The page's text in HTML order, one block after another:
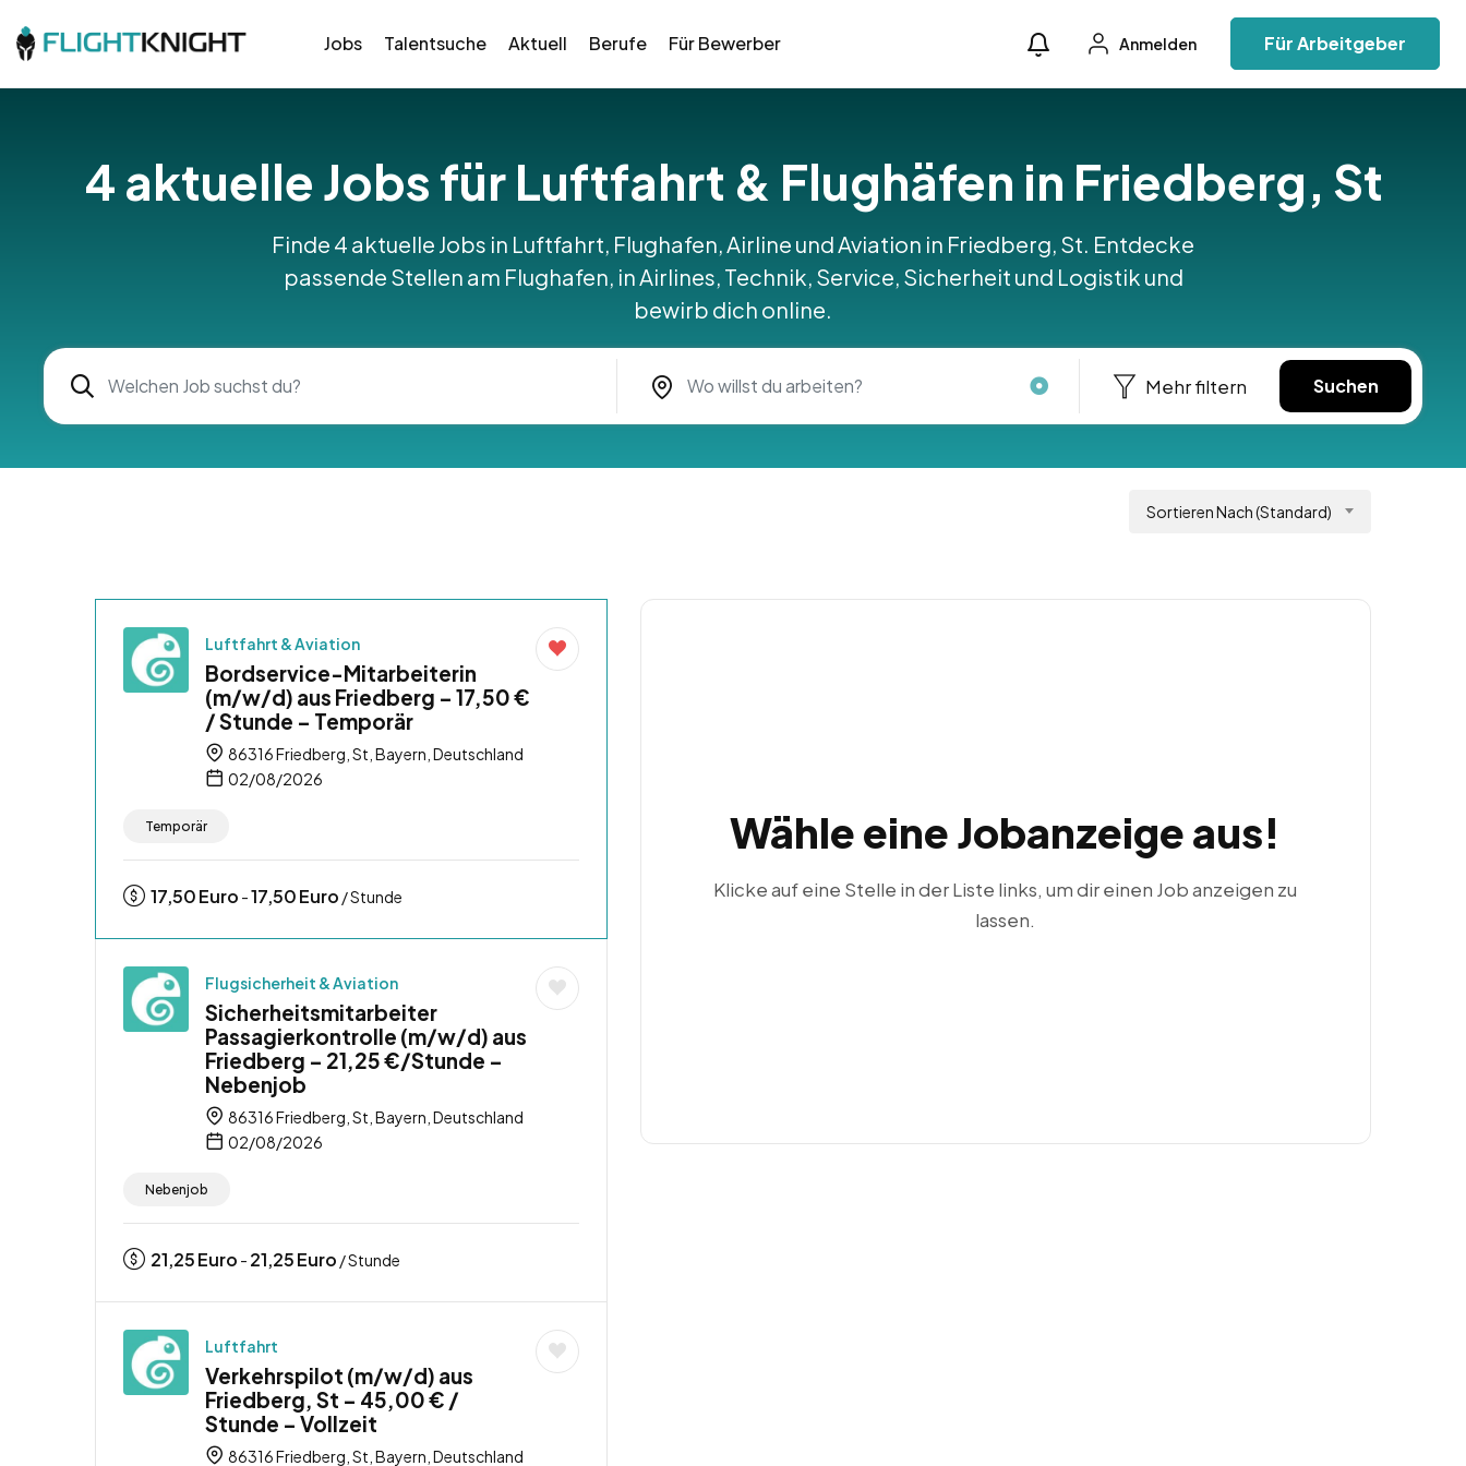
Jobs Talentsuche Aktuell Berufe Für Bewerber Anmelden Für Arbeitgeber
4 aktuelle Jobs für Luftfahrt & Flughäfen in Friedberg, St
Finde 4 aktuelle Jobs in Luftfahrt, Flughafen, Airline und Aviation in Friedberg, St. Entdecke
passende Stellen am Flughafen, in Airlines, Technik, Service, Sicherheit und Logistik und
bewirb dich online.
Mehr filtern Suchen
Sortieren Nach (Standard)
Luftfahrt & Aviation
Bordservice-Mitarbeiterin
(m/w/d) aus Friedberg – 17,50 €
/ Stunde – Temporär
86316 Friedberg, St, Bayern, Deutschland
02/08/2026
Temporär
17,50Euro -17,50Euro / Stunde
Flugsicherheit & Aviation
Sicherheitsmitarbeiter
Passagierkontrolle (m/w/d) aus
Friedberg – 21,25 €/Stunde –
Nebenjob
86316 Friedberg, St, Bayern, Deutschland
02/08/2026
Nebenjob
21,25Euro - 21,25Euro / Stunde
Luftfahrt
Verkehrspilot (m/w/d) aus
Friedberg, St – 45,00 € /
Stunde – Vollzeit
86316 Friedberg, St, Bayern, Deutschland
Wähle eine Jobanzeige aus!
Klicke auf eine Stelle in der Liste links, um dir einen Job anzeigen zu
lassen.